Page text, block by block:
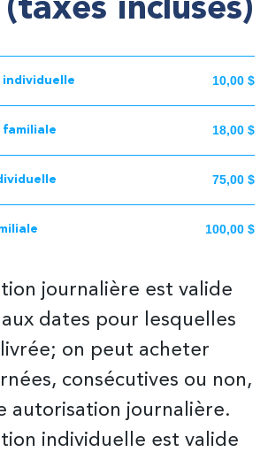
incluses)
10,00 $
18,00 $
75,00 $
100,00 $
journalière est valide
dates pour lesquelles
on peut acheter
consécutives ou non,
autorisation journalière.
individuelle est valide